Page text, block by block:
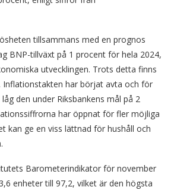
tillsammans med en prognos
BNP-tillväxt på 1 procent för hela 2024,
utvecklingen. Trots detta finns
Inflationstakten har börjat avta och för
den under Riksbankens mål på 2
har öppnat för fler möjliga
kan ge en viss lättnad för hushåll och
Barometerindikator för november
enheter till 97,2, vilket är den högsta